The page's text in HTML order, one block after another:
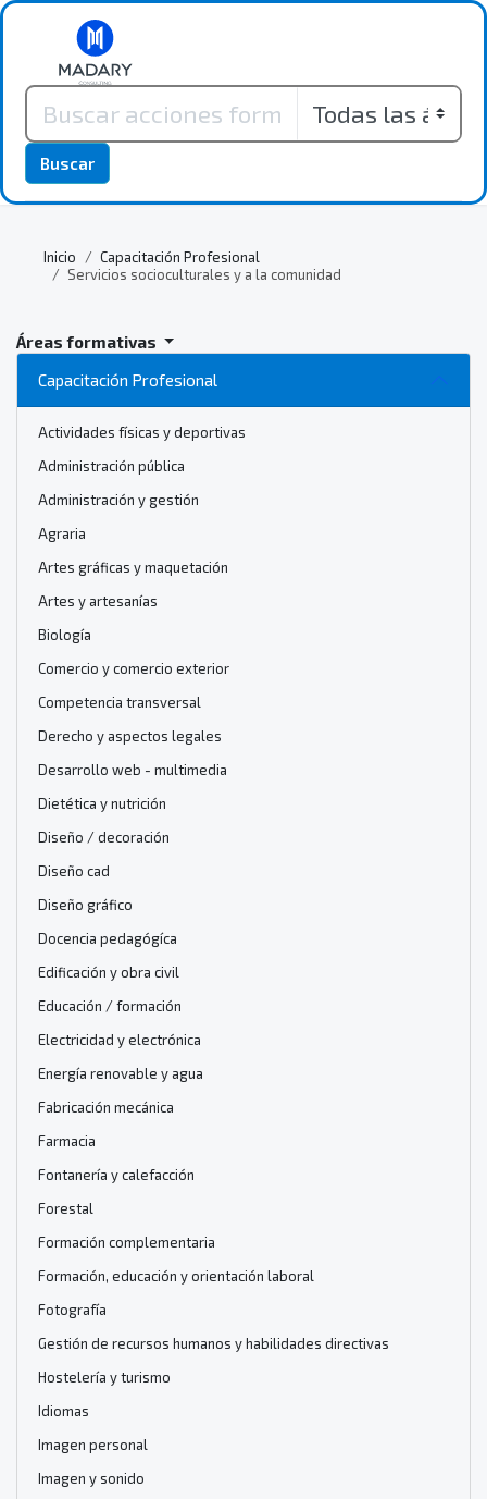
Buscar
Inicio
Capacitación Profesional
Servicios socioculturales y a la comunidad
Áreas formativas
Capacitación Profesional
Actividades físicas y deportivas
Administración pública
Administración y gestión
Agraria
Artes gráficas y maquetación
Artes y artesanías
Biología
Comercio y comercio exterior
Competencia transversal
Derecho y aspectos legales
Desarrollo web - multimedia
Dietética y nutrición
Diseño / decoración
Diseño cad
Diseño gráfico
Docencia pedagógíca
Edificación y obra civil
Educación / formación
Electricidad y electrónica
Energía renovable y agua
Fabricación mecánica
Farmacia
Fontanería y calefacción
Forestal
Formación complementaria
Formación, educación y orientación laboral
Fotografía
Gestión de recursos humanos y habilidades directivas
Hostelería y turismo
Idiomas
Imagen personal
Imagen y sonido